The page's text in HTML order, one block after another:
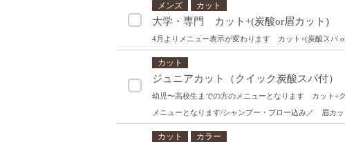
メンズ カット
大学・専門 カット+(炭酸or眉カット)
4月よりメニュー表示が変わります カット+(炭酸スパ
カット
ジュニアカット（クイック炭酸スパ付）
幼児〜高校生までの方のメニューとなります カット+
メニューとなります/シャンプー・ブロー込み／ 眉カ
カット カラー